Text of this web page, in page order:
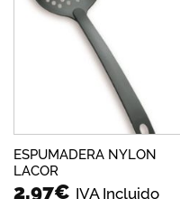
ESPUMADERA NYLON
LACOR
2,97€ IVA Incluido